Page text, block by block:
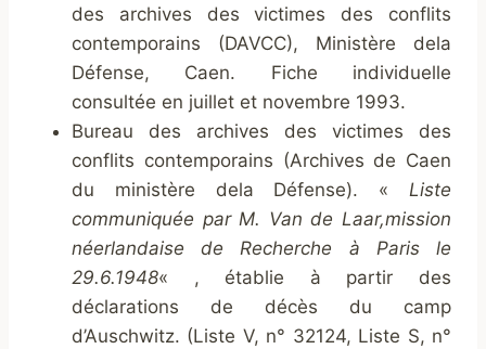
des archives des victimes des conflits
contemporains (DAVCC), Ministère dela
Défense, Caen. Fiche individuelle
consultée en juillet et novembre 1993.
Bureau des archives des victimes des
conflits contemporains (Archives de Caen
du ministère dela Défense). « Liste
communiquée par M. Van de Laar,mission
néerlandaise de Recherche à Paris le
29.6.1948« , établie à partir des
déclarations de décès du camp
d’Auschwitz. (Liste V, n° 32124, Liste S, n°